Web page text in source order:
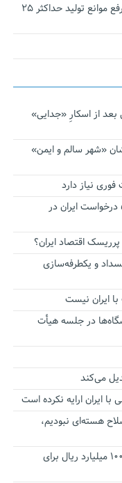
سخنگوی کمیسیون اقتصادی مجلس: قانون رفع موانع تولید حداکثر ۲۵
همچنان در آیینه است/ ۱۴ سال بعد از اسکارِ «جدایی»
«شهر سالم و ایمن»
نیاز دارد
اقتدار ناوگروه ۱۰۳ در مأموریت‌ اقیانوسی/ ۵ درخواست ایران در
اقتصاد ایران؟
و یکطرفه‌سازی
ایران نیست
در جلسه هیأت
می‌کند
ایران ارایه نکرده است
هسته‌ای نبودیم،
آستانه الزام به دریافت صورت های مالی به ۱۰۰ میلیارد ریال برای